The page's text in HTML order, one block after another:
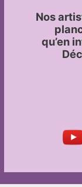
Nos
qu’en